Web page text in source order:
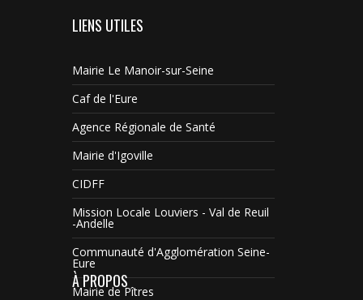
LIENS UTILES
Mairie Le Manoir-sur-Seine
Caf de l'Eure
Agence Régionale de Santé
Mairie d'Igoville
CIDFF
Mission Locale Louviers - Val de Reuil
-Andelle
Communauté d'Agglomération Seine-
Eure
Mairie de Pîtres
À PROPOS